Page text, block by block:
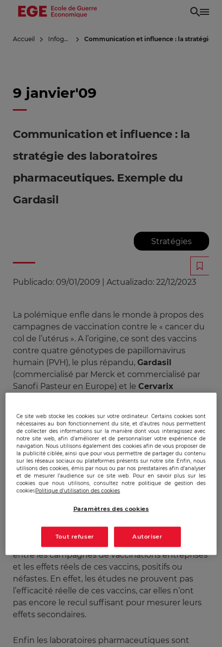
Aller
principal
Accueil Infoguerre Communication et influence : la stratégie
9 janvier'09
Communication et influence : la
stratégie des laboratoires
pharmaceutiques. Exemple du
Gardasil
Stratégies
Publicado: 09/01/2009 Actualizado: 22/12/2023
La polémique enfle dans le monde à propos des
campagnes de vaccination contre le « cancer du
col de l’utérus ». A l’origine, ce sont des vaccins
contre quatre génotypes de papillomavirus
humain (PVH), le plus répandu, Gardasil
(commercialisé par Merck et commercialisé par
Sanofi Pasteur en Europe) et le Cervarix
vaccination systématique est préconisée dans
certains pays. Une certaine confusion, que les
laboratoires ne lèvent pas explicitement, existe
entre le fait de protéger contre les deux types de
papillomavirus humain responsables d’une
grande partie des cancers du col de l’utérus (les
deux autres étant responsables de verrues), et
de protéger contre le cancer du col de l’utérus en
entre les campagnes de vaccinations entreprises
et les effets réels de ces vaccins, positifs ou
néfastes. En effet, les études ne prouvent pas
l’efficacité réelle de ces vaccins, car elles n’ont
pas encore le recul suffisant pour mesurer leurs
effets secondaires.
Enfin les laboratoires pharmaceutiques sont
Ce site web stocke les cookies sur votre ordinateur. Certains cookies sont
nécessaires au bon fonctionnement du site, et d’autres nous permettent
de collecter des informations sur la manière dont vous interagissez avec
notre site web, afin d’améliorer et de personnaliser votre expérience de
navigation. Nous utilisons également des cookies afin de vous proposer de
la publicité ciblée, ainsi que pour vous permettre de partager du contenu
sur les réseaux sociaux ou plateformes présents sur notre site. Enfin, nous
utilisons des cookies, émis par nous ou par nos prestataires afin d’analyser
et de mesurer l’audience sur ce site web. Pour en savoir plus sur les
cookies que nous utilisons, consultez notre politique de gestion des
cookiesPolitique d'utilisation des cookies
Paramètres des cookies
Tout refuser Autoriser